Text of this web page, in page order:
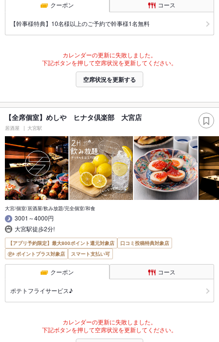
クーポン コース
【幹事様特典】10名様以上のご予約で幹事様1名無料
カレンダーの更新に失敗しました。
下記ボタンを押して空席状況を更新してください。
空席状況を更新する
【全席個室】めしや ヒナタ倶楽部 大宮店
居酒屋 大宮駅
大宮/個室/居酒屋/飲み放題/完全個室/和食
3001～4000円
大宮駅徒歩2分!
【アプリ予約限定】最大800ポイント還元対象店
口コミ投稿特典対象店
ポイントプラス対象店
スマート支払い可
クーポン コース
ポテトフライサービス♪
カレンダーの更新に失敗しました。
下記ボタンを押して空席状況を更新してください。